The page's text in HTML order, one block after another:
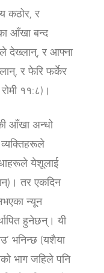
कठोर, र
आँखा बन्‍द
देख्‍लान्, र आफ्‍ना
र फेरि फर्केर
११:८)।
आँखा अन्धो
व्यक्तिहरूले
येशूलाई
तर एकदिन
न्यून
हुनेछन्। यी
भनिन्छ (यशैया
भाग जहिले पनि